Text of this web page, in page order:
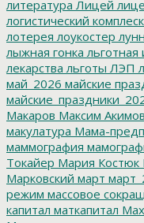
литература Лицей
логистический комплеск
лотерея лоукостер
лыжная гонка льготная
лекарства льготы ЛЭП
май_2026 майские
Макаров Максим Акимов
макулатура Мама-
маммография
Токайер Мария Костюк
Марковский март
режим массовое
капитал маткапитал